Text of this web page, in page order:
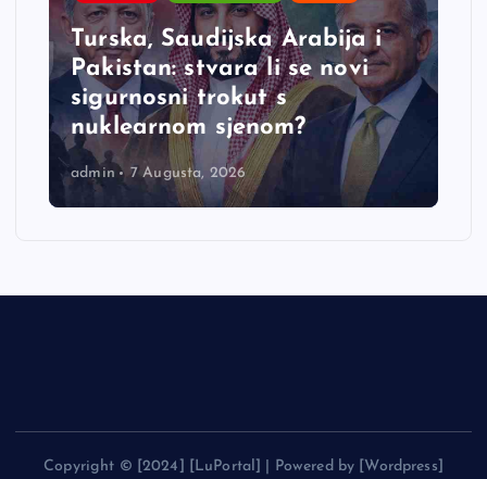
Turska, Saudijska Arabija i
Pakistan: stvara li se novi
sigurnosni trokut s
nuklearnom sjenom?
admin 7 Augusta, 2026
Copyright © [2024] [LuPortal] | Powered by [Wordpress]